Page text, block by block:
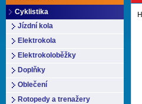
Cyklistika
Jízdní kola
Elektrokola
Elektrokoloběžky
Doplňky
Oblečení
Rotopedy a trenažery